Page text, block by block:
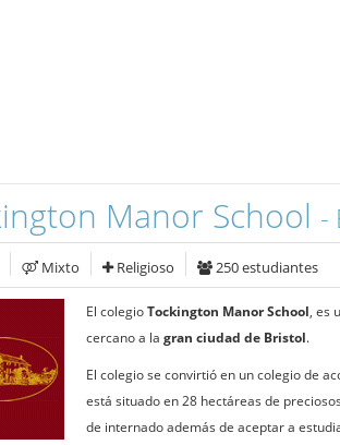
Manor School -
Mixto Religioso 250 estudiantes
El colegioTockington Manor School, es
cercano a la gran ciudad de Bristol.
El colegio se convirtió en un colegio de
está situado en 28 hectáreas de
de internado además de aceptar a